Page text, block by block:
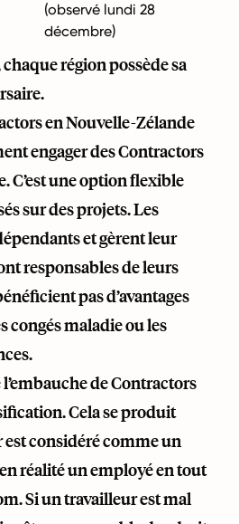
(observé lundi 28
décembre)
région possède sa
en Nouvelle-Zélande
engager des Contractors
C’est une option flexible
sur des projets. Les
et gèrent leur
responsables de leurs
pas d’avantages
congés maladie ou les
de Contractors
Cela se produit
considéré comme un
réalité un employé en tout
Si un travailleur est mal